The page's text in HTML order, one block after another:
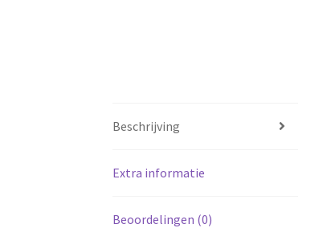
Beschrijving
Extra informatie
Beoordelingen (0)